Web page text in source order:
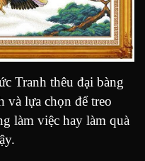
Tranh thêu đại bàng
và lựa chọn để treo
làm việc hay làm quà